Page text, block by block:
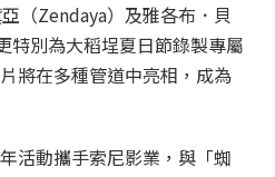
（Zendaya）及雅各布．貝
別為大稻埕夏日節錄製專屬
將在多種管道中亮相，成為
活動攜手索尼影業，與「蜘